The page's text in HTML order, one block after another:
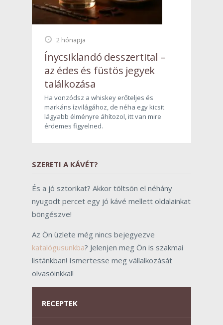
2 hónapja
Ínycsiklandó desszertital –
az édes és füstös jegyek
találkozása
Ha vonzódsz a whiskey erőteljes és
markáns ízvilágához, de néha egy kicsit
lágyabb élményre áhítozol, itt van mire
érdemes figyelned.
SZERETI A KÁVÉT?
És a jó sztorikat? Akkor töltsön el néhány
nyugodt percet egy jó kávé mellett oldalainkat
böngészve!
Az Ön üzlete még nincs bejegyezve
katalógusunkba? Jelenjen meg Ön is szakmai
listánkban! Ismertesse meg vállalkozását
olvasóinkkal!
RECEPTEK